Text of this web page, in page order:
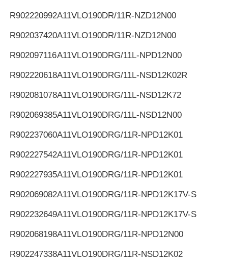
R902220992A11VLO190DR/11R-NZD12N00
R902037420A11VLO190DR/11R-NZD12N00
R902097116A11VLO190DRG/11L-NPD12N00
R902220618A11VLO190DRG/11L-NSD12K02R
R902081078A11VLO190DRG/11L-NSD12K72
R902069385A11VLO190DRG/11L-NSD12N00
R902237060A11VLO190DRG/11R-NPD12K01
R902227542A11VLO190DRG/11R-NPD12K01
R902227935A11VLO190DRG/11R-NPD12K01
R902069082A11VLO190DRG/11R-NPD12K17V-S
R902232649A11VLO190DRG/11R-NPD12K17V-S
R902068198A11VLO190DRG/11R-NPD12N00
R902247338A11VLO190DRG/11R-NSD12K02